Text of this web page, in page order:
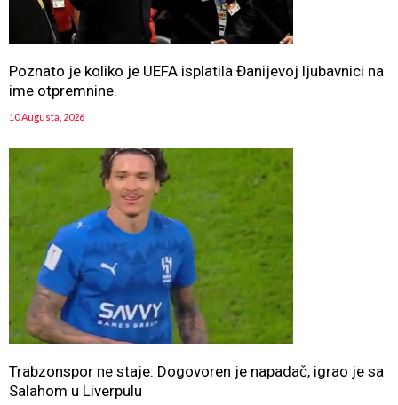
Poznato je koliko je UEFA isplatila Đanijevoj ljubavnici na
ime otpremnine.
10 Augusta, 2026
Trabzonspor ne staje: Dogovoren je napadač, igrao je sa
Salahom u Liverpulu